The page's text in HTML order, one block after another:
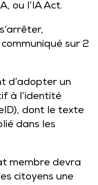
ou l’IA Act.
sur 2
d’adopter un
à l’identité
dont le texte
dans les
membre devra
citoyens une